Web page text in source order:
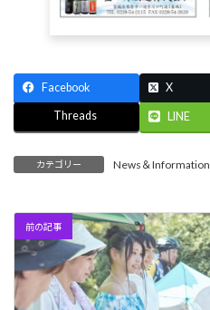
Facebook X
Threads LINE
カテゴリー News＆Information
前の記事